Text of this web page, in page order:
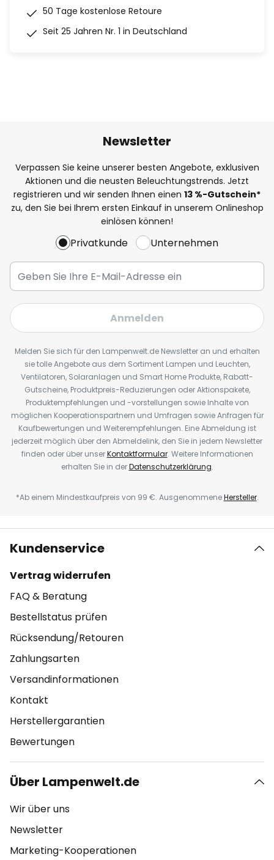
50 Tage kostenlose Retoure
Seit 25 Jahren Nr. 1 in Deutschland
Newsletter
Verpassen Sie keine unserer besten Angebote, exklusiven
Aktionen und die neusten Beleuchtungstrends. Jetzt
registrieren und wir senden Ihnen einen 13 %-Gutschein*
zu, den Sie bei Ihrem ersten Einkauf in unserem Onlineshop
einlösen können!
Privatkunde Unternehmen
Anmelden
Melden Sie sich für den Lampenwelt.de Newsletter an und erhalten
sie tolle Angebote aus dem Sortiment Lampen und Leuchten,
Ventilatoren, Solaranlagen und Smart Home Produkte, Rabatt-
Gutscheine, Produktpreis-Reduzierungen oder Aktionspakete,
Produktempfehlungen und -vorstellungen sowie Inhalte von
möglichen Kooperationspartnern und Umfragen sowie Anfragen für
Kaufbewertungen und Weiterempfehlungen. Eine Abmeldung ist
jederzeit möglich über den Abmeldelink, den Sie in jedem Newsletter
finden oder über unserKontaktformular. Weitere Informationen
erhalten Sie in derDatenschutzerklärung.
*Ab einem Mindestkaufpreis von 99 €. AusgenommeneHersteller.
Kundenservice
Vertrag widerrufen
FAQ & Beratung
Bestellstatus prüfen
Rücksendung/Retouren
Zahlungsarten
Versandinformationen
Kontakt
Herstellergarantien
Bewertungen
Über Lampenwelt.de
Wir über uns
Newsletter
Marketing-Kooperationen